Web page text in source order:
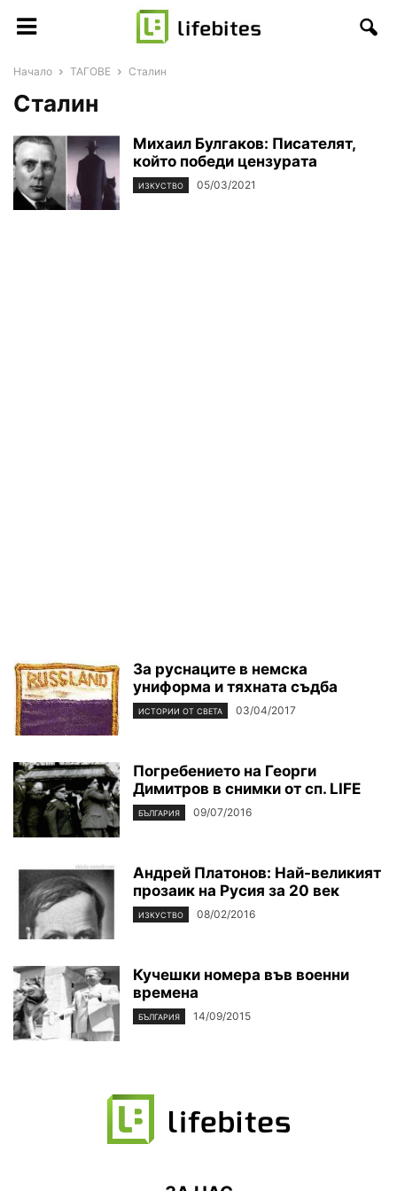
Начало ТАГОВЕ Сталин
Сталин
Михаил Булгаков: Писателят,
който победи цензурата
ИЗКУСТВО 05/03/2021
За руснаците в немска
униформа и тяхната съдба
ИСТОРИИ ОТ СВЕТА 03/04/2017
Погребението на Георги
Димитров в снимки от сп. LIFE
БЪЛГАРИЯ 09/07/2016
Андрей Платонов: Най-великият
прозаик на Русия за 20 век
ИЗКУСТВО 08/02/2016
Кучешки номера във военни
времена
БЪЛГАРИЯ 14/09/2015